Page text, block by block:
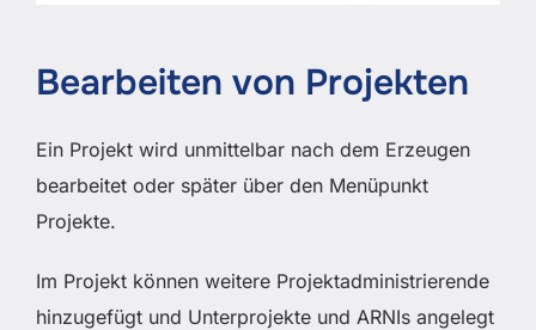
Bearbeiten von Projekten
Ein Projekt wird unmittelbar nach dem Erzeugen
bearbeitet oder später über den Menüpunkt
Projekte.
Im Projekt können weitere Projektadministrierende
hinzugefügt und Unterprojekte und ARNIs angelegt